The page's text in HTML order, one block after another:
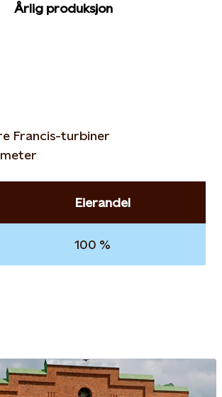
Årlig produksjon
Francis-turbiner
Eierandel
100 %